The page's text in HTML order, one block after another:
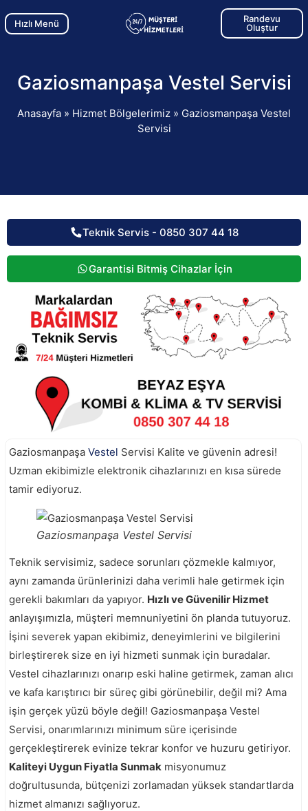
Hızlı Menü
Randevu
Oluştur
Gaziosmanpaşa Vestel Servisi
Anasayfa » Hizmet Bölgelerimiz » Gaziosmanpaşa Vestel
Servisi
Teknik Servis - 0850 307 44 18
Garantisi Bitmiş Cihazlar İçin
Gaziosmanpaşa Vestel Servisi Kalite ve güvenin adresi!
Uzman ekibimizle elektronik cihazlarınızı en kısa sürede
tamir ediyoruz.
Gaziosmanpaşa Vestel Servisi
Teknik servisimiz, sadece sorunları çözmekle kalmıyor,
aynı zamanda ürünlerinizi daha verimli hale getirmek için
gerekli bakımları da yapıyor. Hızlı ve Güvenilir Hizmet
anlayışımızla, müşteri memnuniyetini ön planda tutuyoruz.
İşini severek yapan ekibimiz, deneyimlerini ve bilgilerini
birleştirerek size en iyi hizmeti sunmak için buradalar.
Vestel cihazlarınızı onarıp eski haline getirmek, zaman alıcı
ve kafa karıştırıcı bir süreç gibi görünebilir, değil mi? Ama
işin gerçek yüzü böyle değil! Gaziosmanpaşa Vestel
Servisi, onarımlarınızı minimum süre içerisinde
gerçekleştirerek evinize tekrar konfor ve huzuru getiriyor.
Kaliteyi Uygun Fiyatla Sunmak misyonumuz
doğrultusunda, bütçenizi zorlamadan yüksek standartlarda
hizmet almanızı sağlıyoruz.